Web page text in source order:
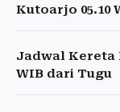
Kutoarjo 05.10
Jadwal Kereta
WIB dari Tugu